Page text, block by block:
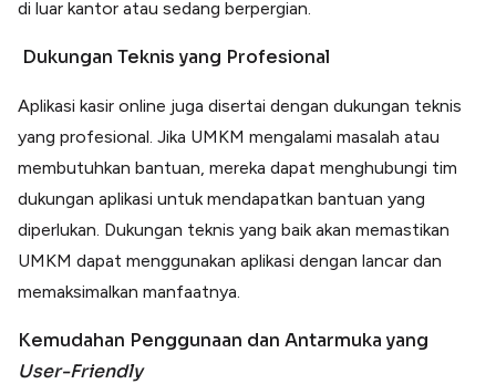
di luar kantor atau sedang berpergian.
Dukungan Teknis yang Profesional
Aplikasi kasir online juga disertai dengan dukungan teknis
yang profesional. Jika UMKM mengalami masalah atau
membutuhkan bantuan, mereka dapat menghubungi tim
dukungan aplikasi untuk mendapatkan bantuan yang
diperlukan. Dukungan teknis yang baik akan memastikan
UMKM dapat menggunakan aplikasi dengan lancar dan
memaksimalkan manfaatnya.
Kemudahan Penggunaan dan Antarmuka yang
User-Friendly